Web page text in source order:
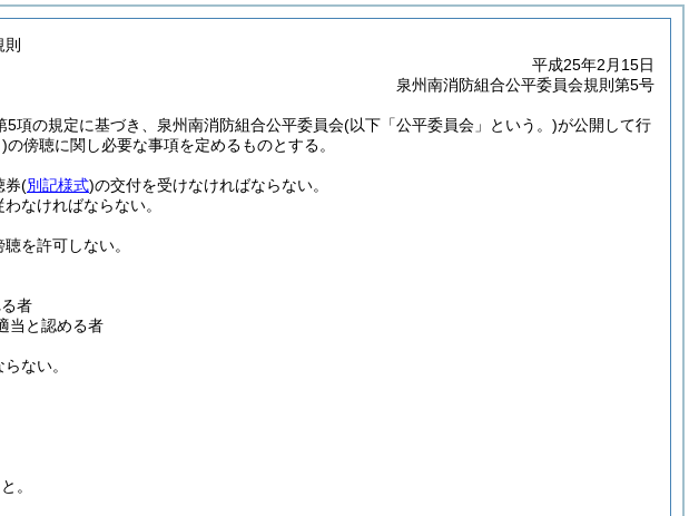
平成25年2月15日
泉州南消防組合公平委員会規則第5号
5項の規定に基づき、泉州南消防組合公平委員会(以下「公平委員会」という。)が公開して行
の傍聴に関し必要な事項を定めるものとする。
券(別記様式)の交付を受けなければならない。
なければならない。
を許可しない。
者
当と認める者
ない。
。